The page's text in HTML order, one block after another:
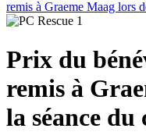
remis à Graeme Maag lors
Prix du
remis à
la séance du